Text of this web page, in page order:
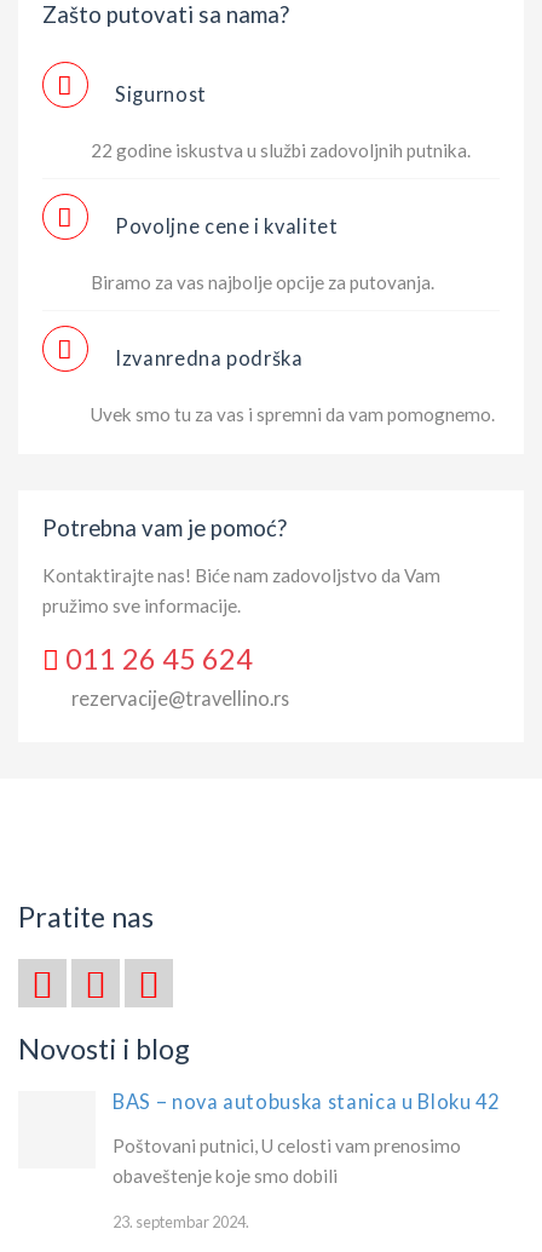
Zašto putovati sa nama?
Sigurnost
22 godine iskustva u službi zadovoljnih putnika.
Povoljne cene i kvalitet
Biramo za vas najbolje opcije za putovanja.
Izvanredna podrška
Uvek smo tu za vas i spremni da vam pomognemo.
Potrebna vam je pomoć?
Kontaktirajte nas! Biće nam zadovoljstvo da Vam
pružimo sve informacije.
011 26 45 624
rezervacije@travellino.rs
Pratite nas
Novosti i blog
BAS – nova autobuska stanica u Bloku 42
Poštovani putnici, U celosti vam prenosimo
obaveštenje koje smo dobili
23. septembar 2024.